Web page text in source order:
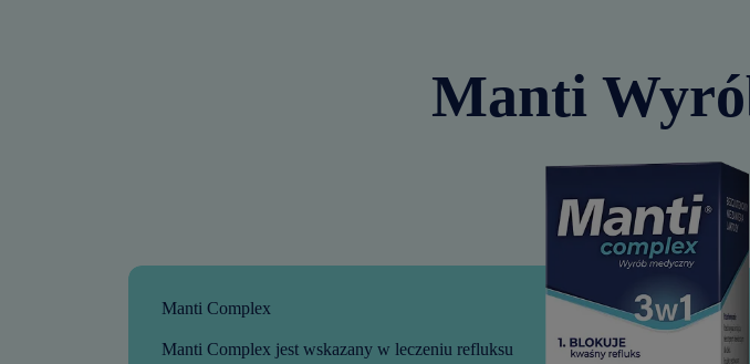
Manti
Manti Complex
Manti Complex jest wskazany w leczeniu refluksu